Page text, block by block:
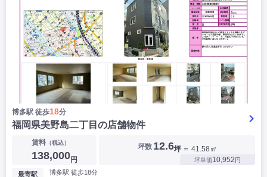
博多駅 徒歩18分
福岡県美野島二丁目の店舗物件
賃料（税込）
138,000円
坪数 12.6坪 ＝ 41.58㎡
坪単価10,952円
最寄駅 博多駅 徒歩18分